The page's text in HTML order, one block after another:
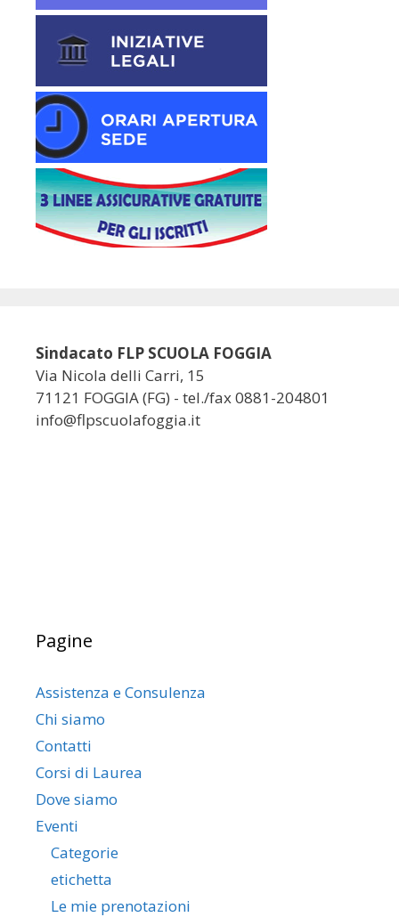
Sindacato FLP SCUOLA FOGGIA
Via Nicola delli Carri, 15
71121 FOGGIA (FG) - tel./fax 0881-204801
info@flpscuolafoggia.it
Pagine
Assistenza e Consulenza
Chi siamo
Contatti
Corsi di Laurea
Dove siamo
Eventi
Categorie
etichetta
Le mie prenotazioni